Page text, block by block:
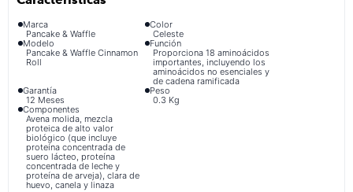
Marca
Pancake & Waffle
Color
Celeste
Modelo
Pancake & Waffle Cinnamon
Roll
Función
Proporciona 18 aminoácidos
importantes, incluyendo los
aminoácidos no esenciales y
de cadena ramificada
Garantía
12 Meses
Peso
0.3 Kg
Componentes
Avena molida, mezcla
proteica de alto valor
biológico (que incluye
proteína concentrada de
suero lácteo, proteína
concentrada de leche y
proteína de arveja), clara de
huevo, canela y linaza